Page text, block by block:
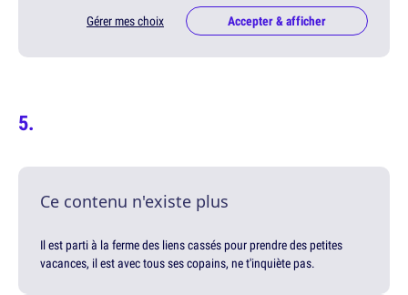
Gérer mes choix Accepter & afficher
Ce contenu n'existe plus
Il est parti à la ferme des liens cassés pour prendre des petites
vacances, il est avec tous ses copains, ne t'inquiète pas.